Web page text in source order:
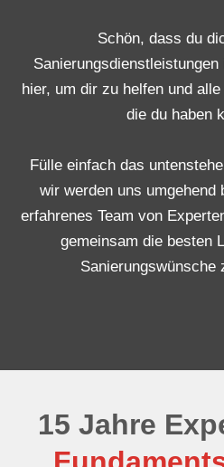
Schön, dass du
hier, um dir zu helfen und
die du haben
Fülle einfach das
wir werden uns umgehend
erfahrenes Team von
gemeinsam die besten
Sanierungswünsche
15 Jahre